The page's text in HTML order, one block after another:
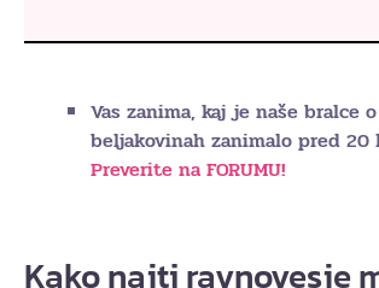
Vas zanima, kaj je naše bralce o
beljakovinah zanimalo pred 20
Preverite na FORUMU!
Kako najti ravnovesje